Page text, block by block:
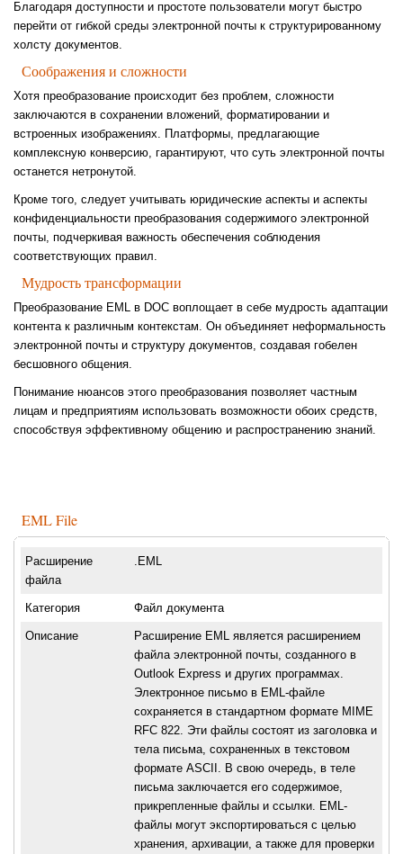
Благодаря доступности и простоте пользователи могут быстро
перейти от гибкой среды электронной почты к структурированному
холсту документов.
Соображения и сложности
Хотя преобразование происходит без проблем, сложности
заключаются в сохранении вложений, форматировании и
встроенных изображениях. Платформы, предлагающие
комплексную конверсию, гарантируют, что суть электронной почты
останется нетронутой.
Кроме того, следует учитывать юридические аспекты и аспекты
конфиденциальности преобразования содержимого электронной
почты, подчеркивая важность обеспечения соблюдения
соответствующих правил.
Мудрость трансформации
Преобразование EML в DOC воплощает в себе мудрость адаптации
контента к различным контекстам. Он объединяет неформальность
электронной почты и структуру документов, создавая гобелен
бесшовного общения.
Понимание нюансов этого преобразования позволяет частным
лицам и предприятиям использовать возможности обоих средств,
способствуя эффективному общению и распространению знаний.
EML File
Расширение
файла
.EML
Категория Файл документа
Описание
Расширение EML является расширением
файла электронной почты, созданного в
Outlook Express и других программах.
Электронное письмо в EML-файле
сохраняется в стандартном формате MIME
RFC 822. Эти файлы состоят из заголовка и
тела письма, сохраненных в текстовом
формате ASCII. В свою очередь, в теле
письма заключается его содержимое,
прикрепленные файлы и ссылки. EML-
файлы могут экспортироваться с целью
хранения, архивации, а также для проверки